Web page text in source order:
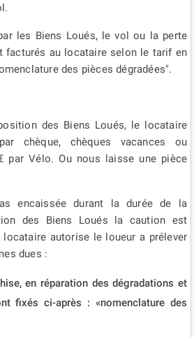
les Biens Loués, le vol ou la perte
facturés au locataire selon le tarif en
des pièces dégradées".
des Biens Loués, le locataire
chèque, chèques vacances ou
par Vélo. Ou nous laisse une pièce
encaissée durant la durée de la
des Biens Loués la caution est
locataire autorise le loueur a prélever
dues :
en réparation des dégradations et
fixés ci-après : «nomenclature des